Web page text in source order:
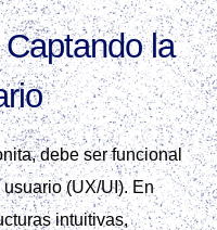
la
debe ser funcional
(UX/UI). En
intuitivas,